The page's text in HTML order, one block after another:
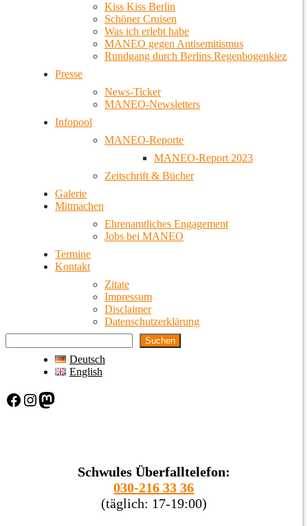
Kiss Kiss Berlin
Schöner Cruisen
Was ich erlebt habe
MANEO gegen Antisemitismus
Rundgang durch Berlins Regenbogenkiez
Presse
News-Ticker
MANEO-Newsletters
Infopool
MANEO-Reporte
MANEO-Report 2023
Zeitschrift & Bücher
Galerie
Mitmachen
Ehrenamtliches Engagement
Jobs bei MANEO
Termine
Kontakt
Zitate
Impressum
Disclaimer
Datenschutzerklärung
Suchen
Deutsch
English
Facebook Instagram Mastodon
Schwules Überfalltelefon:
030-216 33 36
(täglich: 17-19:00)